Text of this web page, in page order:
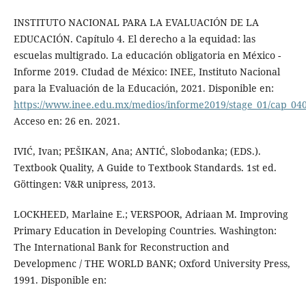
INSTITUTO NACIONAL PARA LA EVALUACIÓN DE LA
EDUCACIÓN. Capítulo 4. El derecho a la equidad: las
escuelas multigrado. La educación obligatoria en México -
Informe 2019. CIudad de México: INEE, Instituto Nacional
para la Evaluación de la Educación, 2021. Disponible en:
https://www.inee.edu.mx/medios/informe2019/stage_01/
Acceso en: 26 en. 2021.
IVIĆ, Ivan; PEŠIKAN, Ana; ANTIĆ, Slobodanka; (EDS.).
Textbook Quality, A Guide to Textbook Standards. 1st ed.
Göttingen: V&R unipress, 2013.
LOCKHEED, Marlaine E.; VERSPOOR, Adriaan M. Improving
Primary Education in Developing Countries. Washington:
The International Bank for Reconstruction and
Developmenc / THE WORLD BANK; Oxford University Press,
1991. Disponible en: